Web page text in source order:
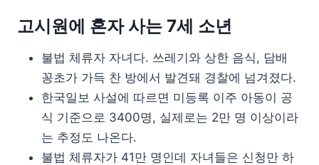
고시원에 혼자 사는 7세 소년
불법 체류자 자녀다. 쓰레기와 상한 음식, 담배
꽁초가 가득 찬 방에서 발견돼 경찰에 넘겨졌다.
한국일보 사설에 따르면 미등록 이주 아동이 공
식 기준으로 3400명, 실제로는 2만 명 이상이라
는 추정도 나온다.
불법 체류자가 41만 명인데 자녀들은 신청만 하